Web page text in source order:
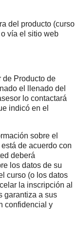
del producto (curso
vía el sitio web
de Producto de
el llenado del
lo contactará
indicó en el
sobre el
de acuerdo con
deberá
los datos de su
curso (o los datos
la inscripción al
garantiza a sus
confidencial y